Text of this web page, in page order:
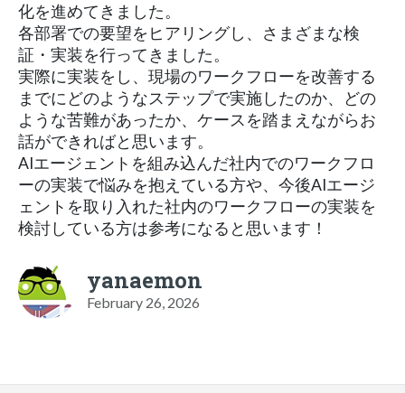
化を進めてきました。
各部署での要望をヒアリングし、さまざまな検
証・実装を行ってきました。
実際に実装をし、現場のワークフローを改善する
までにどのようなステップで実施したのか、どの
ような苦難があったか、ケースを踏まえながらお
話ができればと思います。
AIエージェントを組み込んだ社内でのワークフロ
ーの実装で悩みを抱えている方や、今後AIエージ
ェントを取り入れた社内のワークフローの実装を
検討している方は参考になると思います！
yanaemon
February 26, 2026